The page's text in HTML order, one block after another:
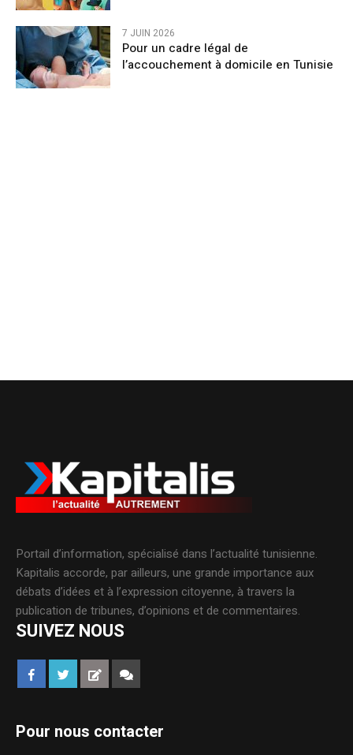
7 JUIN 2026
Pour un cadre légal de
l’accouchement à domicile en Tunisie
Portail d’information, spécialisé dans l’actualité tunisienne.
Kapitalis accorde, par ailleurs, une grande importance aux
débats d’idées et à l’expression citoyenne, à travers la
publication de tribunes, d’opinions et de commentaires.
SUIVEZ NOUS
Pour nous contacter